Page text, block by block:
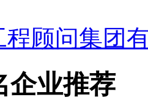
程顾问集团
企业推荐